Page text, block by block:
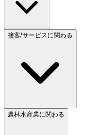
接客/サービスに関わる
農林水産業に関わる